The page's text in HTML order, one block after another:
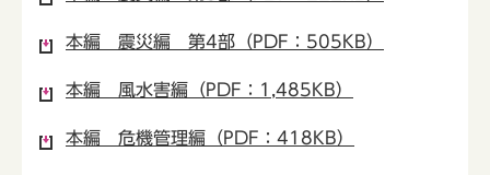
本編 震災編 第4部（PDF：505KB）
本編 風水害編（PDF：1,485KB）
本編 危機管理編（PDF：418KB）